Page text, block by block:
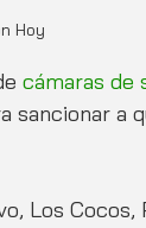
Hoy
cámaras de
sancionar a
Los Cocos,